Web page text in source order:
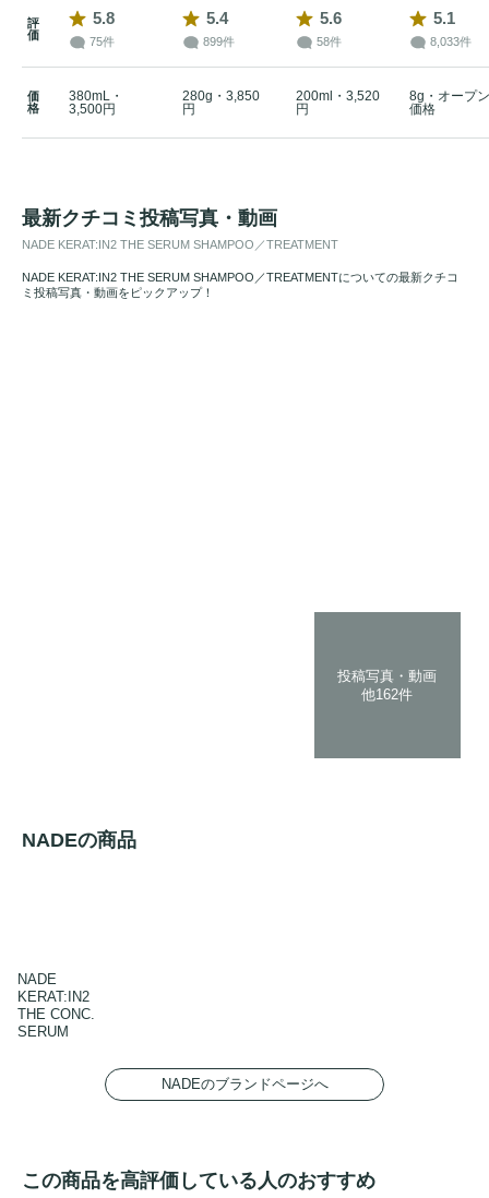
評
価
5.8
75件
5.4
899件
5.6
58件
5.1
8,033件
価
格
380mL・
3,500円
280g・3,850
円
200ml・3,520
円
8g・オープン
価格
最新クチコミ投稿写真・動画
NADE KERAT:IN2 THE SERUM SHAMPOO／TREATMENT
NADE KERAT:IN2 THE SERUM SHAMPOO／TREATMENTについての最新クチコ
ミ投稿写真・動画をピックアップ！
投稿写真・動画
他162件
NADEの商品
NADE
KERAT:IN2
THE CONC.
SERUM
NADEのブランドページへ
この商品を高評価している人のおすすめ